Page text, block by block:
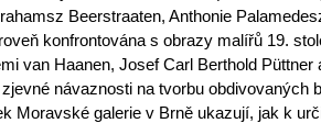
Beerstraaten, Anthonie
konfrontována s obrazy malířů 19.
van Haanen, Josef Carl Berthold
návaznosti na tvorbu obdivovaných
Moravské galerie v Brně ukazují, jak k